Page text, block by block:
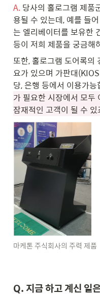
A. 당사의 홀로그램 제품
용될 수 있는데, 예를 들
는 엘리베이터를 보유한
등이 저희 제품을 궁금해
또한, 홀로그램 도어록의
요가 있으며 가판대
당, 은행 등에서 이용가능
가 필요한 시장에서 모두
잠재적인 고객이 될 수 있
마케톤 주식회사의 주력 제품
Q. 지금 하고 계신 일